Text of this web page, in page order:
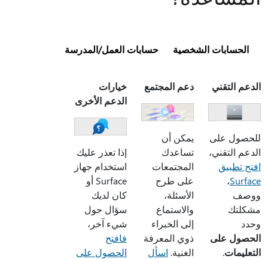
الحسابات الشخصية حسابات العمل/المدرسة
الدعم التقني
للحصول على
الدعم التقني،
افتح تطبيق
Surface،
ووصف
مشكلتك
وحدد
الحصول على
التعليمات.
دعم المجتمع
يمكن أن
تساعدك
المجتمعات
على طرح
الأسئلة،
والاستماع
إلى الخبراء
ذوي المعرفة
الغنية. اسأل
خيارات
الدعم الأخرى
إذا تعذر عليك
استخدام جهاز
Surface أو
كان لديك
سؤال حول
شيء آخر،
فافتح
الحصول على